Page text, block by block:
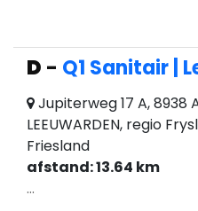
D - Q1 Sanitair |
Jupiterweg 17 A, 8938
LEEUWARDEN, regio
Friesland
afstand: 13.64 km
...